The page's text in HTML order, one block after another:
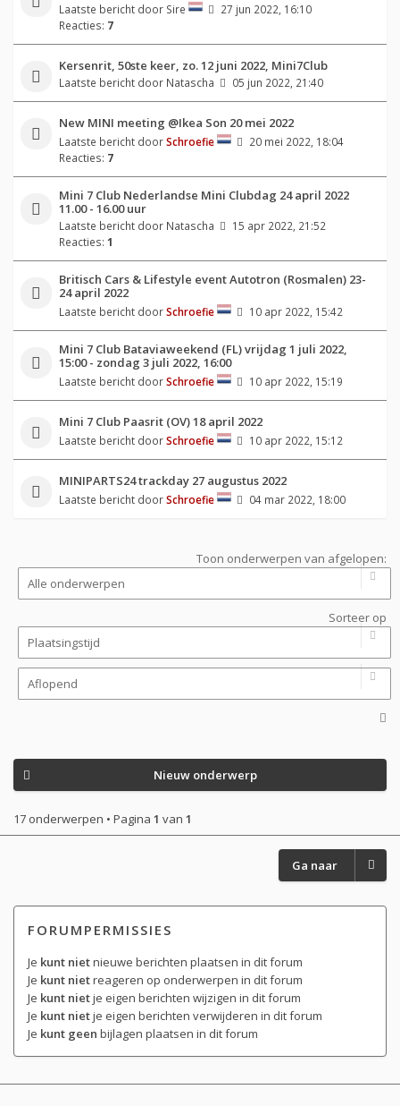
Laatste bericht door Sire
27 jun 2022, 16:10
Reacties: 7
Kersenrit, 50ste keer, zo. 12 juni 2022, Mini7Club
Laatste bericht door Natascha 05 jun 2022, 21:40
New MINI meeting @Ikea Son 20 mei 2022
Laatste bericht doorSchroefie
20 mei 2022, 18:04
Reacties: 7
Mini 7 Club Nederlandse Mini Clubdag 24 april 2022
11.00 - 16.00 uur
Laatste bericht door Natascha
15 apr 2022, 21:52
Reacties: 1
Britisch Cars & Lifestyle event Autotron (Rosmalen) 23-
24 april 2022
Laatste bericht doorSchroefie 10 apr 2022, 15:42
Mini 7 Club Bataviaweekend (FL) vrijdag 1 juli 2022,
15:00 - zondag 3 juli 2022, 16:00
Laatste bericht doorSchroefie 10 apr 2022, 15:19
Mini 7 Club Paasrit (OV) 18 april 2022
Laatste bericht doorSchroefie 10 apr 2022, 15:12
MINIPARTS24 trackday 27 augustus 2022
Laatste bericht doorSchroefie 04 mar 2022, 18:00
Toon onderwerpen van afgelopen:
Sorteer op
Nieuw onderwerp
17 onderwerpen • Pagina 1 van 1
Ga naar
FORUMPERMISSIES
Je kunt nietnieuwe berichten plaatsen in dit forum
Je kunt nietreageren op onderwerpen in dit forum
Je kunt nietje eigen berichten wijzigen in dit forum
Je kunt nietje eigen berichten verwijderen in dit forum
Je kunt geen bijlagen plaatsen in dit forum